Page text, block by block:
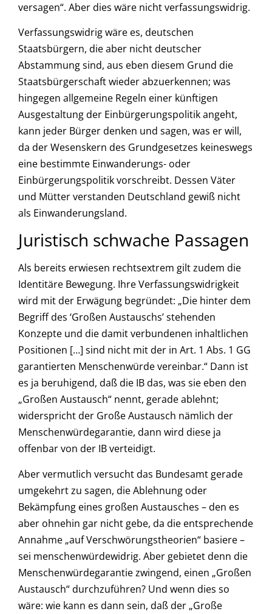
versagen“. Aber dies wäre nicht verfassungswidrig.
Verfassungswidrig wäre es, deutschen
Staatsbürgern, die aber nicht deutscher
Abstammung sind, aus eben diesem Grund die
Staatsbürgerschaft wieder abzuerkennen; was
hingegen allgemeine Regeln einer künftigen
Ausgestaltung der Einbürgerungspolitik angeht,
kann jeder Bürger denken und sagen, was er will,
da der Wesenskern des Grundgesetzes keineswegs
eine bestimmte Einwanderungs- oder
Einbürgerungspolitik vorschreibt. Dessen Väter
und Mütter verstanden Deutschland gewiß nicht
als Einwanderungsland.
Juristisch schwache Passagen
Als bereits erwiesen rechtsextrem gilt zudem die
Identitäre Bewegung. Ihre Verfassungswidrigkeit
wird mit der Erwägung begründet: „Die hinter dem
Begriff des ‘Großen Austauschs’ stehenden
Konzepte und die damit verbundenen inhaltlichen
Positionen […] sind nicht mit der in Art. 1 Abs. 1 GG
garantierten Menschenwürde vereinbar.“ Dann ist
es ja beruhigend, daß die IB das, was sie eben den
„Großen Austausch“ nennt, gerade ablehnt;
widerspricht der Große Austausch nämlich der
Menschenwürdegarantie, dann wird diese ja
offenbar von der IB verteidigt.
Aber vermutlich versucht das Bundesamt gerade
umgekehrt zu sagen, die Ablehnung oder
Bekämpfung eines großen Austausches – den es
aber ohnehin gar nicht gebe, da die entsprechende
Annahme „auf Verschwörungstheorien“ basiere –
sei menschenwürdewidrig. Aber gebietet denn die
Menschenwürdegarantie zwingend, einen „Großen
Austausch“ durchzuführen? Und wenn dies so
wäre: wie kann es dann sein, daß der „Große